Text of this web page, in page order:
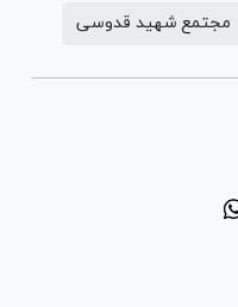
مجتمع شهید قدوسی